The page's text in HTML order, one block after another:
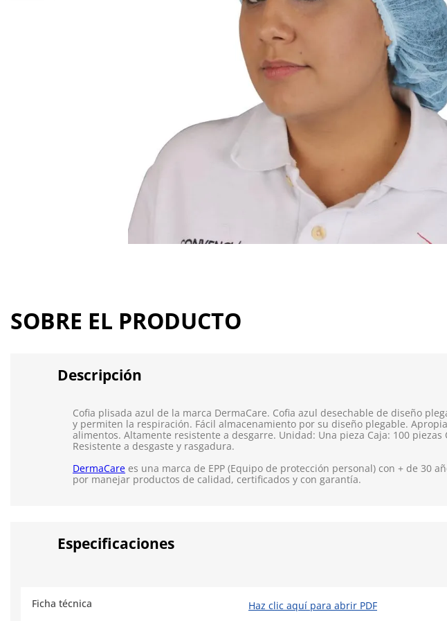
SOBRE EL PRODUCTO
Descripción
Cofia plisada azul de la marca DermaCare. Cofia azul desechable de diseño
y permiten la respiración. Fácil almacenamiento por su diseño plegable.
alimentos. Altamente resistente a desgarre. Unidad: Una pieza Caja: 100
Resistente a desgaste y rasgadura.
DermaCare es una marca de EPP (Equipo de protección personal) con + de 30
por manejar productos de calidad, certificados y con garantía.
Especificaciones
Ficha técnica Haz clic aquí para abrir PDF